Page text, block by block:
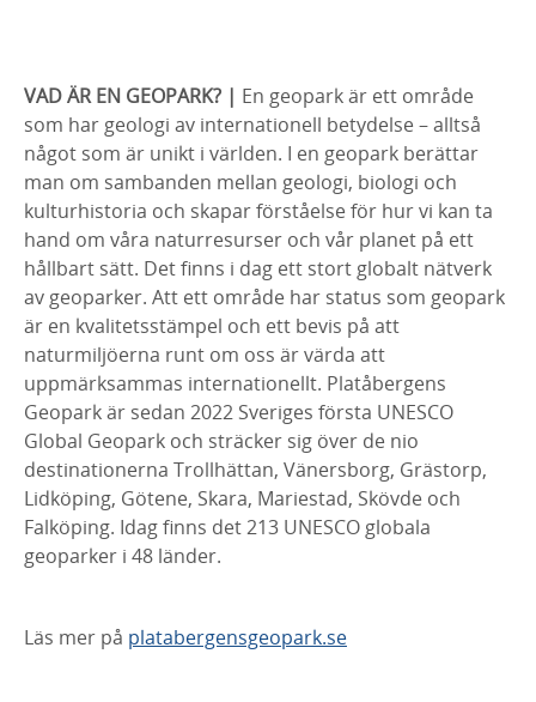
VAD ÄR EN GEOPARK? | En geopark är ett område
som har geologi av internationell betydelse – alltså
något som är unikt i världen. I en geopark berättar
man om sambanden mellan geologi, biologi och
kulturhistoria och skapar förståelse för hur vi kan ta
hand om våra naturresurser och vår planet på ett
hållbart sätt. Det finns i dag ett stort globalt nätverk
av geoparker. Att ett område har status som geopark
är en kvalitetsstämpel och ett bevis på att
naturmiljöerna runt om oss är värda att
uppmärksammas internationellt. Platåbergens
Geopark är sedan 2022 Sveriges första UNESCO
Global Geopark och sträcker sig över de nio
destinationerna Trollhättan, Vänersborg, Grästorp,
Lidköping, Götene, Skara, Mariestad, Skövde och
Falköping. Idag finns det 213 UNESCO globala
geoparker i 48 länder.
Läs mer på platabergensgeopark.se